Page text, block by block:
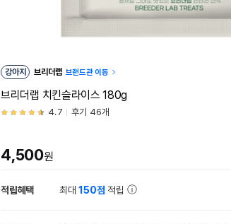
강아지 브리더랩 브랜드관 이동
브리더랩 치킨슬라이스 180g
4.7 후기 46개
4,500원
적립혜택 최대150점 적립